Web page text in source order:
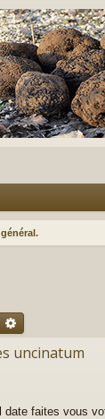
Rechercher
uncinatum
date faites vous